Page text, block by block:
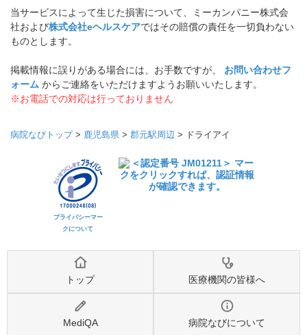
当サービスによって生じた損害について、ミーカンパニー株式会
社および株式会社eヘルスケアではその賠償の責任を一切負わない
ものとします。
掲載情報に誤りがある場合には、お手数ですが、 お問い合わせフ
ォーム からご連絡をいただけますようお願いいたします。
※お電話での対応は行っておりません
病院なびトップ> 鹿児島県 > 郡元駅周辺 > ドライアイ
プライバシーマー
クについて
トップ 医療機関の皆様へ
MediQA 病院なびについて